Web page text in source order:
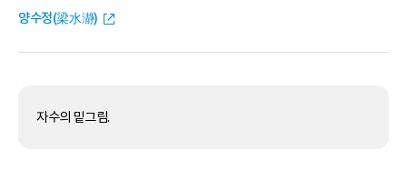
양수정(梁水瀞)
자수의 밑그림.